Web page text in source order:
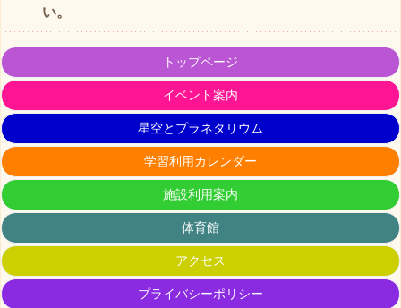
い。
トップページ
イベント案内
星空とプラネタリウム
学習利用カレンダー
施設利用案内
体育館
アクセス
プライバシーポリシー